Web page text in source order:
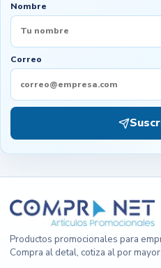
Nombre
Correo
Productos promocionales para
Compra al detal, cotiza al por